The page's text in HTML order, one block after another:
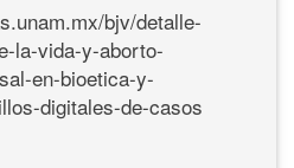
bjv/detalle-
la-vida-y-aborto-
en-bioetica-y-
digitales-de-casos